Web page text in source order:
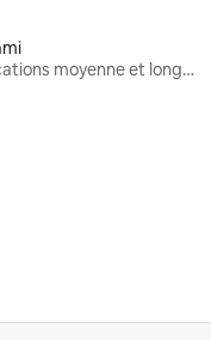
Locations moyenne et longue durée